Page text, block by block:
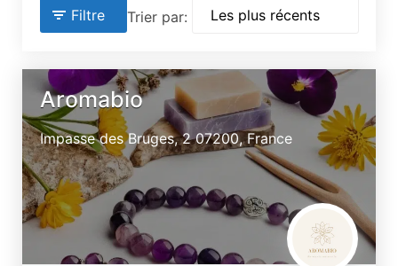
Filtre Trier par:
Aromabio
Impasse des Bruges, 207200,France